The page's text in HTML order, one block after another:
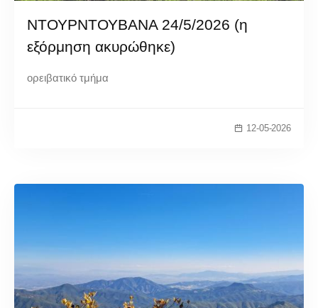
ΝΤΟΥΡΝΤΟΥΒΑΝΑ 24/5/2026 (η
εξόρμηση ακυρώθηκε)
ορειβατικό τμήμα
12-05-2026